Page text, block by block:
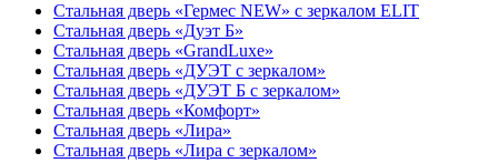
Стальная дверь «Гермес NEW» с зеркалом ELIT
Стальная дверь «Дуэт Б»
Стальная дверь «GrandLuxe»
Стальная дверь «ДУЭТ с зеркалом»
Стальная дверь «ДУЭТ Б с зеркалом»
Стальная дверь «Комфорт»
Стальная дверь «Лира»
Стальная дверь «Лира с зеркалом»